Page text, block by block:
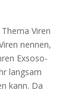
Viren
nen­nen,
Exso­so­
lang­sam
kann. Da